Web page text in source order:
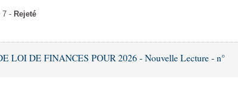
7 - Rejeté
LOI DE FINANCES POUR 2026 - Nouvelle Lecture - n°